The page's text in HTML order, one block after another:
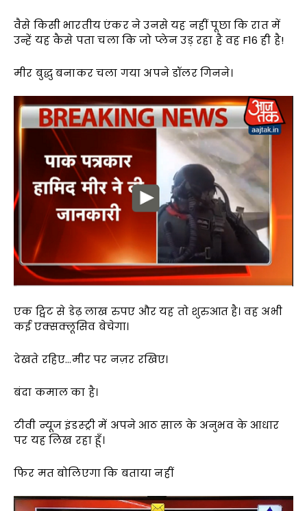
वैसे किसी भारतीय एंकर ने उनसे यह नहीं पूछा कि रात में
उन्हें यह कैसे पता चला कि जो प्लेन उड़ रहा है वह F16 ही है!
मीर बुद्धु बनाकर चला गया अपने डॉलर गिनने।
एक ट्विट से डेढ़ लाख रुपए और यह तो शुरुआत है। वह अभी
कई एक्सक्लूसिव बेचेगा।
देखते रहिए…मीर पर नज़र रखिए।
बंदा कमाल का है।
टीवी न्यूज इंडस्ट्री में अपने आठ साल के अनुभव के आधार
पर यह लिख रहा हूँ।
फिर मत बोलिएगा कि बताया नहीं